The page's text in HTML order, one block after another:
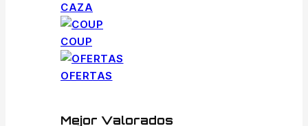
CAZA
COUP
OFERTAS
Mejor Valorados